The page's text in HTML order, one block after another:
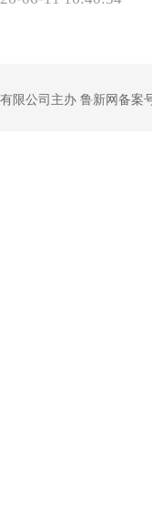
限公司主办 鲁新网备案